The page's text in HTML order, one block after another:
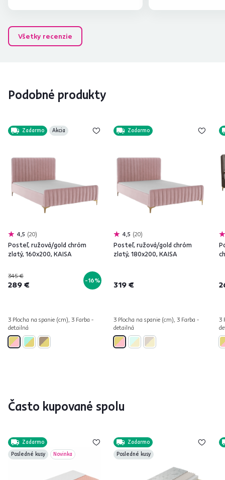
Všetky recenzie
Podobné produkty
Zadarmo Akcia
4,5 20
Posteľ, ružová/gold chróm
zlatý, 160x200, KAISA
345 €
289 € -16%
3 Plocha na spanie (cm), 3 Farba -
detailná
Zadarmo
4,5 20
Posteľ, ružová/gold chróm
zlatý, 180x200, KAISA
319 €
3 Plocha na spanie (cm), 3 Farba -
detailná
3
Často kupované spolu
Zadarmo
Posledné kusy
Novinka
Zadarmo
Posledné kusy